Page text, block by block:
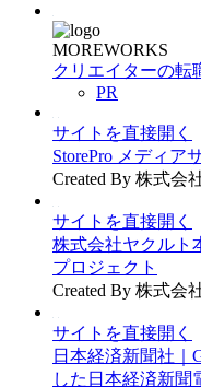
MOREWORKS
クリエイターの転
PR
サイトを直接開く
StorePro メディア
Created By 株式会
サイトを直接開く
株式会社ヤクルト
プロジェクト
Created By 株式会
サイトを直接開く
日本経済新聞社｜
した日本経済新聞